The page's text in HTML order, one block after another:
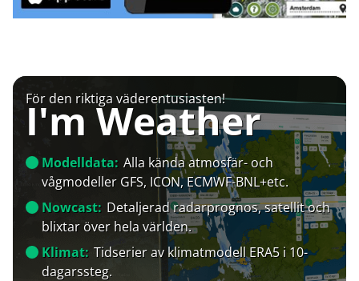
För den riktiga väderentusiasten!
I'm Weather
Modelldata: Alla kända atmosfär- och
vågmodeller GFS, ICON, ECMWF-BNL+etc.
Nowcast: Detaljerad radarprognos, satellit och
blixtar över hela världen.
Klimat: Tidserier av klimatmodell ERA5 i 10-
dagarssteg.